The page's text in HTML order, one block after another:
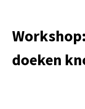
doeken